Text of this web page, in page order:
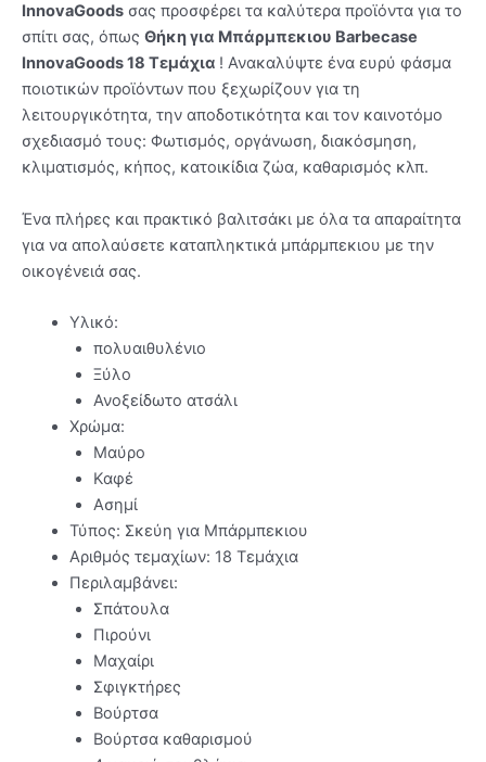
InnovaGoods σας προσφέρει τα καλύτερα προϊόντα για το
σπίτι σας, όπως Θήκη για Mπάρμπεκιου Barbecase
InnovaGoods 18 Τεμάχια ! Ανακαλύψτε ένα ευρύ φάσμα
ποιοτικών προϊόντων που ξεχωρίζουν για τη
λειτουργικότητα, την αποδοτικότητα και τον καινοτόμο
σχεδιασμό τους: Φωτισμός, οργάνωση, διακόσμηση,
κλιματισμός, κήπος, κατοικίδια ζώα, καθαρισμός κλπ.
Ένα πλήρες και πρακτικό βαλιτσάκι με όλα τα απαραίτητα
για να απολαύσετε καταπληκτικά μπάρμπεκιου με την
οικογένειά σας.
Υλικό:
πολυαιθυλένιο
Ξύλο
Ανοξείδωτο ατσάλι
Χρώμα:
Μαύρο
Καφέ
Ασημί
Τύπος: Σκεύη για Μπάρμπεκιου
Αριθμός τεμαχίων: 18 Τεμάχια
Περιλαμβάνει:
Σπάτουλα
Πιρούνι
Μαχαίρι
Σφιγκτήρες
Βούρτσα
Βούρτσα καθαρισμού